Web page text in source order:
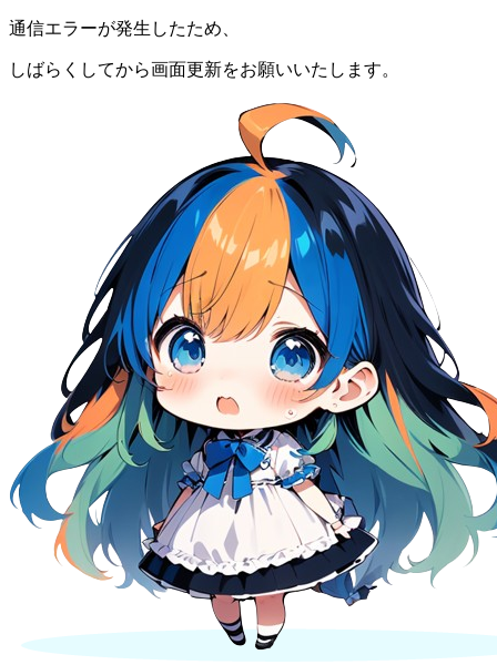
通信エラーが発生したため、
しばらくしてから画面更新をお願いいたします。